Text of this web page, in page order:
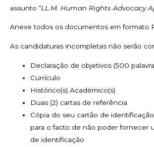
assunto “LL.M. Human Rights Advocacy
Anexe todos os documentos em formato
As candidaturas incompletas não serão
Declaração de objetivos (500
Currículo
Histórico(s) Académico(s)
Duas (2) cartas de referência
Cópia do seu cartão de
para o facto de não poder fornecer
de identificação